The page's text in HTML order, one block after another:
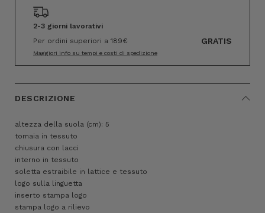
2-3 giorni lavorativi
Per ordini superiori a 189€
GRATIS
Maggiori info su tempi e costi di spedizione
DESCRIZIONE
altezza della suola (cm): 5
tomaia in tessuto
chiusura con lacci
interno in tessuto
soletta estraibile in lattice e tessuto
logo sulla linguetta
inserto stampa logo
stampa logo a rilievo